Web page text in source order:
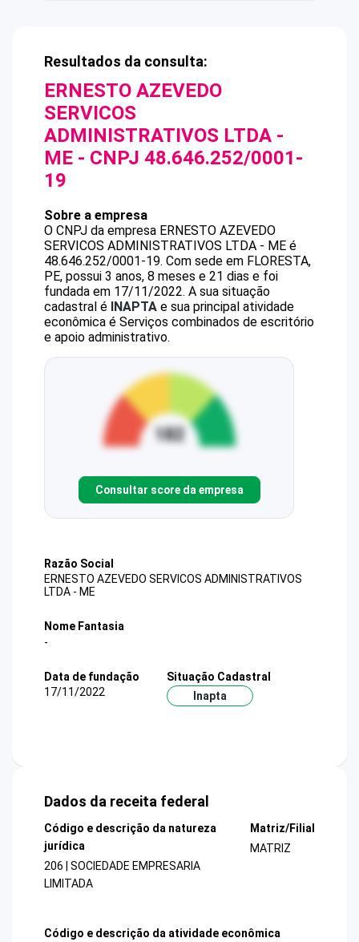
Resultados da consulta:
ERNESTO AZEVEDO
SERVICOS
ADMINISTRATIVOS LTDA -
ME - CNPJ 48.646.252/0001-
19
Sobre a empresa
O CNPJ da empresa ERNESTO AZEVEDO
SERVICOS ADMINISTRATIVOS LTDA - ME é
48.646.252/0001-19. Com sede em FLORESTA,
PE, possui 3 anos, 8 meses e 21 dias e foi
fundada em 17/11/2022. A sua situação
cadastral é INAPTA e sua principal atividade
econômica é Serviços combinados de escritório
e apoio administrativo.
Consultar score da empresa
Razão Social
ERNESTO AZEVEDO SERVICOS ADMINISTRATIVOS
LTDA - ME
Nome Fantasia
-
Data de fundação
17/11/2022
Situação Cadastral
Inapta
Dados da receita federal
Código e descrição da natureza
jurídica
206 | SOCIEDADE EMPRESARIA
LIMITADA
Matriz/Filial
MATRIZ
Código e descrição da atividade econômica